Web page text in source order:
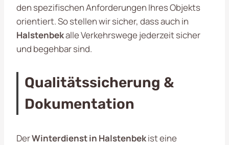
den spezifischen Anforderungen Ihres Objekts
orientiert. So stellen wir sicher, dass auch in
Halstenbekalle Verkehrswege jederzeit sicher
und begehbar sind.
Qualitätssicherung &
Dokumentation
DerWinterdienst in Halstenbekist eine